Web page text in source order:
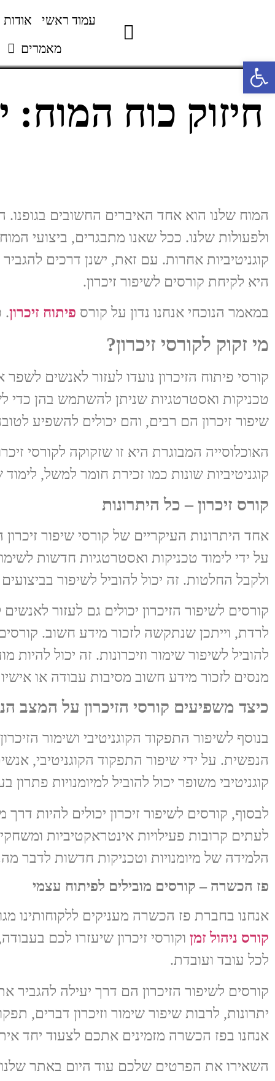
עמוד ראשי
אודות
מאמרים
חיזוק כוח המוח:
המוח שלנו הוא אחד האיברים החשובים
ולפעולות שלנו. ככל שאנו מתבגרים, ביצועי המוח
קוגניטיביות אחרות. עם זאת, ישנן דרכים
היא לקיחת קורסים לשיפור זיכרון.
במאמר הנוכחי אנחנו נדון על קורס פיתוח זיכרון.
מי זקוק לקורסי זיכרון?
קורסי פיתוח הזיכרון נועדו לעזור לאנשים
טכניקות ואסטרטגיות שניתן להשתמש בהן כדי
שיפור זיכרון הם רבים, והם יכולים להשפיע
האוכלוסייה המבוגרת היא זו שזקוקה לקורסי
קוגניטיביות שונות כמו זכירת חומר למשל,
קורס זיכרון – כל היתרונות
אחד היתרונות העיקריים של קורסי שיפור
על ידי לימוד טכניקות ואסטרטגיות חדשות
ולקבל החלטות. זה יכול להוביל לשיפור
קורסים לשיפור הזיכרון יכולים גם לעזור
לרדת, וייתכן שנתקשה לזכור מידע חשוב.
להוביל לשיפור שימור וזיכרונות. זה יכול
מנסים לזכור מידע חשוב מסיבות עבודה או
כיצד משפיעים קורסי הזיכרון על המצב
בנוסף לשיפור התפקוד הקוגניטיבי ושימור
הנפשית. על ידי שיפור התפקוד הקוגניטיבי,
קוגניטיבי משופר יכול להוביל למיומנויות
לבסוף, קורסים לשיפור זיכרון יכולים להיות
לעתים קרובות פעילויות אינטראקטיביות
הלמידה של מיומנויות וטכניקות חדשות לדבר
פז הכשרה – קורסים מובילים לפיתוח עצמי
אנחנו בחברת פז הכשרה מעניקים ללקוחותינו
קורס ניהול זמן וקורסי זיכרון שיעזרו לכם
לכל עובד ועובדת.
קורסים לשיפור הזיכרון הם דרך יעילה להגביר
יתרונות, לרבות שיפור שימור וזיכרון דברים,
אנחנו בפז הכשרה מזמינים אתכם לצעוד יחד
השאירו את הפרטים שלכם עוד היום באתר
פתח סרגל נגישות